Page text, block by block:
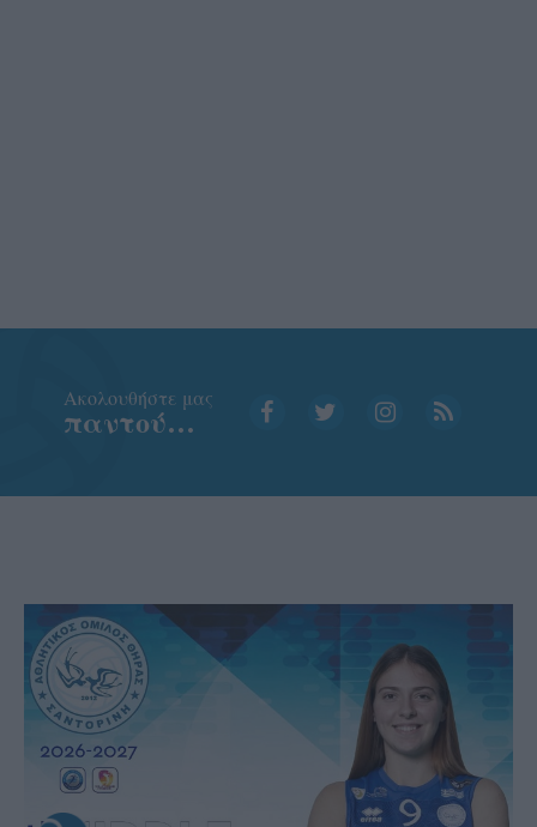
Aκολουθήστε μας
παντού…